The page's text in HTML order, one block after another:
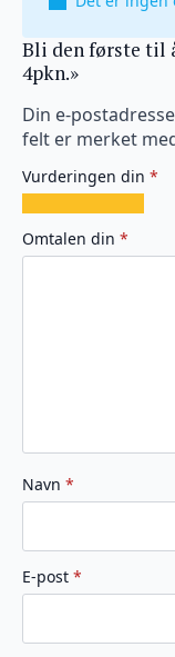
Bli den første til
4pkn.»
Din e-
felt er merket
Vurderingen din *
av
5
av
5
av
5
av
5
av
5
Omtalen din *
Navn *
E-post *